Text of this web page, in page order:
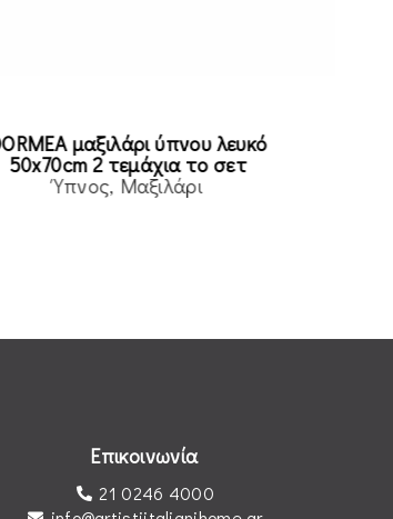
μαξιλάρι ύπνου λευκό
50x70cm 2 τεμάχια το σετ
Ύπνος Μαξιλάρι
Επικοινωνία
21 0246 4000